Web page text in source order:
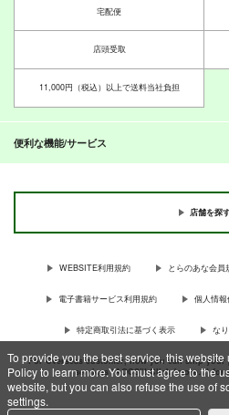
To provide you the best service, this
Policy to learn more.You must agree to the
website, but you can also refuse the use of
settings.
宅配便
店頭受取
11,000円（税込）以上で送料当社負担
便利な機能/サービス
店舗を探
WEBSITE利用規約 とらのあな会員
電子書籍サービス利用規約 個人情
特定商取引法に基づく表示 な
For Overseas customer, now you can ship
services “AOCS”! Click {more…}